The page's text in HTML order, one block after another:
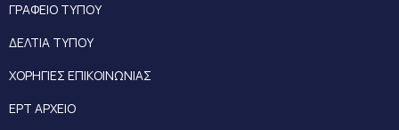
ΓΡΑΦΕΙΟ ΤΥΠΟΥ
ΔΕΛΤΙΑ ΤΥΠΟΥ
ΧΟΡΗΓΙΕΣ ΕΠΙΚΟΙΝΩΝΙΑΣ
ΕΡΤ ΑΡΧΕΙΟ